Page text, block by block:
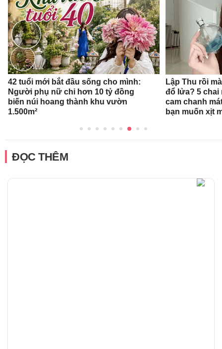
42 tuổi mới bắt đầu sống cho mình:
Người phụ nữ chi hơn 10 tỷ đồng
biến núi hoang thành khu vườn
1.500m²
Lập Thu rồi
đổ lửa? 5
cam chanh
bạn muốn xịt
ĐỌC THÊM